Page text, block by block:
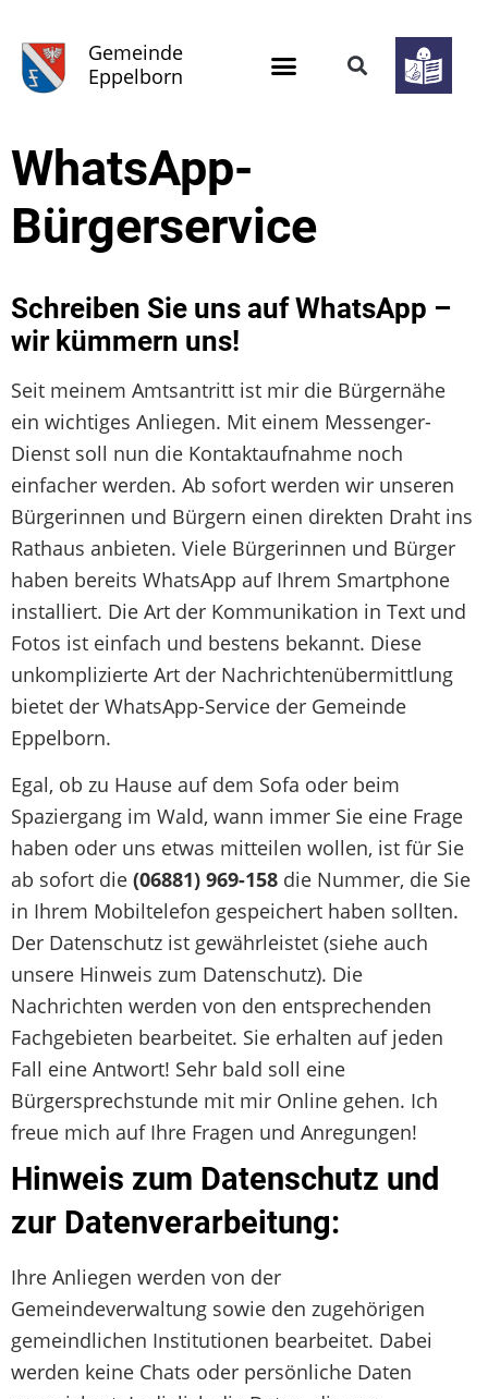
Gemeinde
Eppelborn
WhatsApp-
Bürgerservice
Schreiben Sie uns auf WhatsApp –
wir kümmern uns!
Seit meinem Amtsantritt ist mir die Bürgernähe
ein wichtiges Anliegen. Mit einem Messenger-
Dienst soll nun die Kontaktaufnahme noch
einfacher werden. Ab sofort werden wir unseren
Bürgerinnen und Bürgern einen direkten Draht ins
Rathaus anbieten. Viele Bürgerinnen und Bürger
haben bereits WhatsApp auf Ihrem Smartphone
installiert. Die Art der Kommunikation in Text und
Fotos ist einfach und bestens bekannt. Diese
unkomplizierte Art der Nachrichtenübermittlung
bietet der WhatsApp-Service der Gemeinde
Eppelborn.
Egal, ob zu Hause auf dem Sofa oder beim
Spaziergang im Wald, wann immer Sie eine Frage
haben oder uns etwas mitteilen wollen, ist für Sie
ab sofort die (06881) 969-158 die Nummer, die Sie
in Ihrem Mobiltelefon gespeichert haben sollten.
Der Datenschutz ist gewährleistet (siehe auch
unsere Hinweis zum Datenschutz). Die
Nachrichten werden von den entsprechenden
Fachgebieten bearbeitet. Sie erhalten auf jeden
Fall eine Antwort! Sehr bald soll eine
Bürgersprechstunde mit mir Online gehen. Ich
freue mich auf Ihre Fragen und Anregungen!
Hinweis zum Datenschutz und
zur Datenverarbeitung:
Ihre Anliegen werden von der
Gemeindeverwaltung sowie den zugehörigen
gemeindlichen Institutionen bearbeitet. Dabei
werden keine Chats oder persönliche Daten